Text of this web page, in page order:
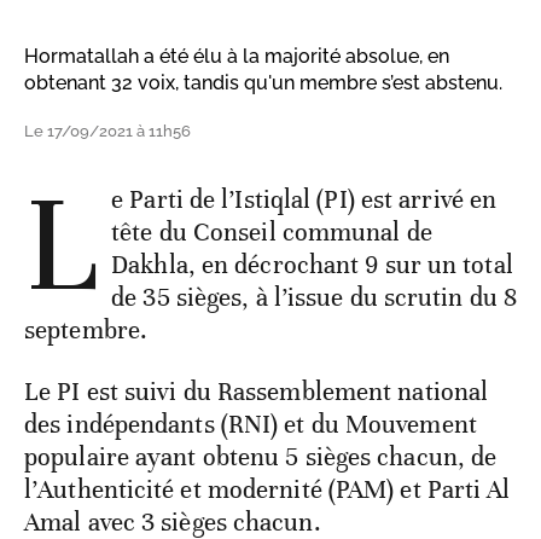
Hormatallah a été élu à la majorité absolue, en
obtenant 32 voix, tandis qu'un membre s’est abstenu.
Le 17/09/2021 à 11h56
L e Parti de l’Istiqlal (PI) est arrivé en
tête du Conseil communal de
Dakhla, en décrochant 9 sur un total
de 35 sièges, à l’issue du scrutin du 8
septembre.
Le PI est suivi du Rassemblement national
des indépendants (RNI) et du Mouvement
populaire ayant obtenu 5 sièges chacun, de
l’Authenticité et modernité (PAM) et Parti Al
Amal avec 3 sièges chacun.